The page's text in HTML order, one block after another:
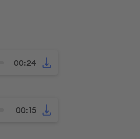
00:24
00:15